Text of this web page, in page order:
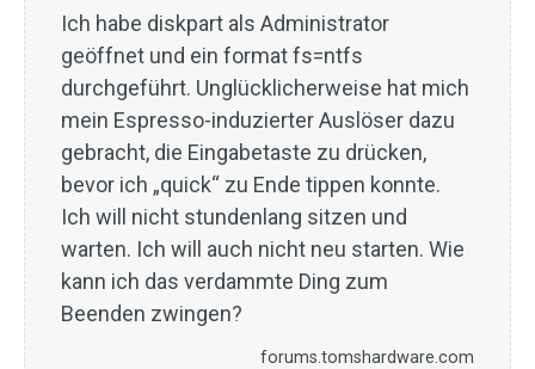
Ich habe diskpart als Administrator
geöffnet und ein format fs=ntfs
durchgeführt. Unglücklicherweise hat mich
mein Espresso-induzierter Auslöser dazu
gebracht, die Eingabetaste zu drücken,
bevor ich „quick“ zu Ende tippen konnte.
Ich will nicht stundenlang sitzen und
warten. Ich will auch nicht neu starten. Wie
kann ich das verdammte Ding zum
Beenden zwingen?
forums.tomshardware.com